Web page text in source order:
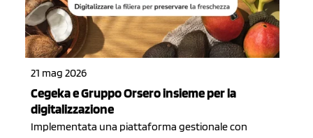
21 mag 2026
Cegeka e Gruppo Orsero insieme per la
digitalizzazione
Implementata una piattaforma gestionale con